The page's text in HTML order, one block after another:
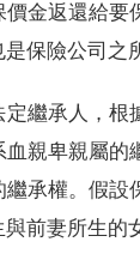
金返還給要
保險公司之
繼承人，根
親卑親屬的
承權。假
前妻所生的